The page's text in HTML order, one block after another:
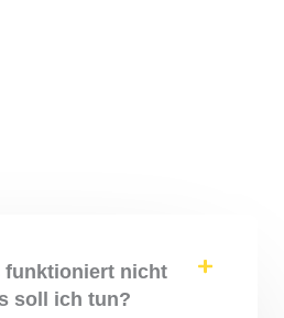
funktioniert nicht
soll ich tun?